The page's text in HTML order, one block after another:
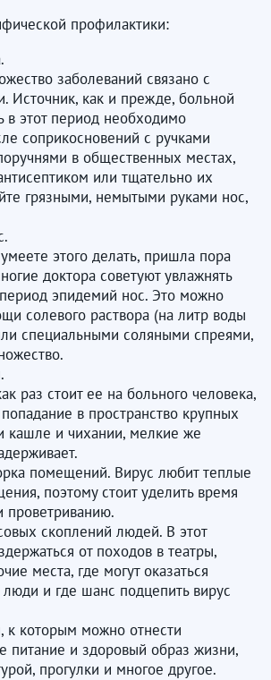
профилактики:
заболеваний связано с
Источник, как и прежде, больной
в этот период необходимо
соприкосновений с ручками
в общественных местах,
или тщательно их
грязными, немытыми руками нос,
этого делать, пришла пора
доктора советуют увлажнять
эпидемий нос. Это можно
солевого раствора (на литр воды
специальными соляными спреями,
раз стоит ее на больного человека,
в пространство крупных
кашле и чихании, мелкие же
помещений. Вирус любит теплые
поэтому стоит уделить время
проветриванию.
скоплений людей. В этот
от походов в театры,
места, где могут оказаться
и где шанс подцепить вирус
к которым можно отнести
питание и здоровый образ жизни,
прогулки и многое другое.